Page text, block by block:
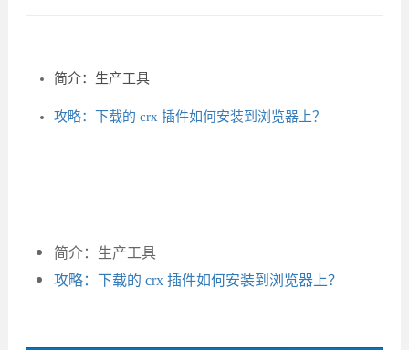
简介：生产工具
攻略：下载的 crx 插件如何安装到浏览器上？
简介：生产工具
攻略：下载的 crx 插件如何安装到浏览器上？